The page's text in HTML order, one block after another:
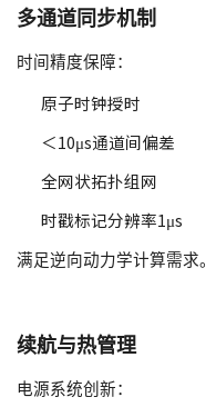
多通道同步机制
时间精度保障：
原子时钟授时
＜10μs通道间偏差
全网状拓扑组网
时戳标记分辨率1μs
满足逆向动力学计算需求。
续航与热管理
电源系统创新：